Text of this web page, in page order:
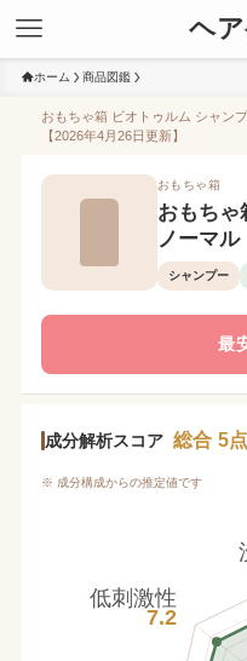
ヘ
ホーム 商品図鑑
おもちゃ箱 ビオトゥルム シャン
【2026年4月26日更新】
おもちゃ箱
おもちゃ
ノーマル
シャンプー
最
成分解析スコア 総合 5点
※ 成分構成からの推定値です
低刺激性
7.2